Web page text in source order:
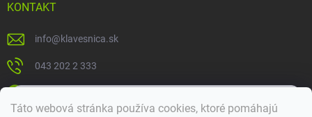
Táto webová stránka používa cookies, ktoré pomáhajú
KONTAKT
info@klavesnica.sk
043 202 2 333